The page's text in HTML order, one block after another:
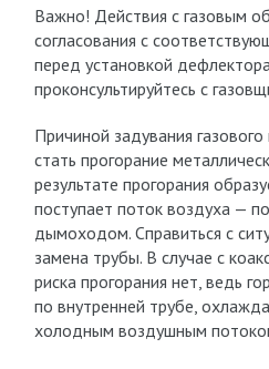
Важно! Действия с газовым
согласования с
перед установкой
проконсультируйтесь с
Причиной задувания
стать прогорание
результате прогорания
поступает поток воздуха —
дымоходом. Справиться с
замена трубы. В случае с
риска прогорания нет, ведь
по внутренней трубе,
холодным воздушным